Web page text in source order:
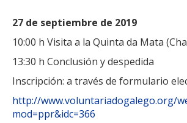
27 de septiembre de 2019
10:00 h Visita a la Quinta da Mata
13:30 h Conclusión y despedida
Inscripción: a través de formulario
http://www.voluntariadogalego.org/
mod=ppr&idc=366